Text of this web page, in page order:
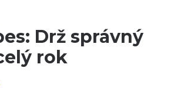
Drž správný
rok